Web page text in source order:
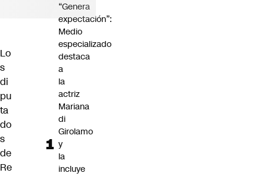
Lo
s
di
pu
ta
do
s
de
Re
“Genera
expectación”:
Medio
especializado
destaca
a
la
actriz
Mariana
di
Girolamo
y
la
incluye